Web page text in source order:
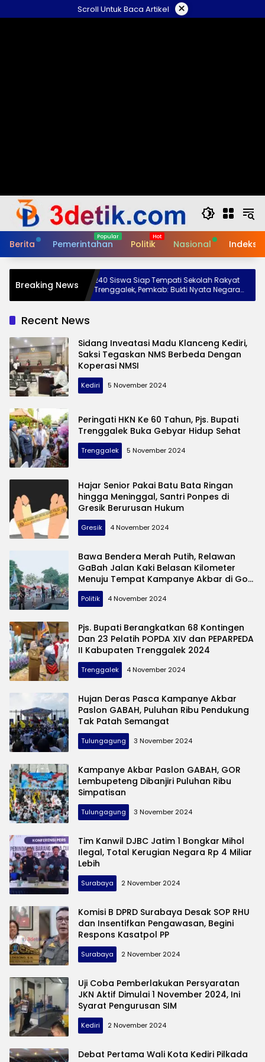
to
Scroll Untuk Baca Artikel ×
Berita Pemerintahan Politik Nasional Indeks
Breaking News240 Siswa Siap Tempati Sekolah Rakyat
Trenggalek, Pemkab: Bukti Nyata Negara
Hadir untuk Anak Kurang Mampu
Recent News
Sidang Inveatasi Madu Klanceng Kediri,
Saksi Tegaskan NMS Berbeda Dengan
Koperasi NMSI
Kediri 5 November 2024
Peringati HKN Ke 60 Tahun, Pjs. Bupati
Trenggalek Buka Gebyar Hidup Sehat
Trenggalek 5 November 2024
Hajar Senior Pakai Batu Bata Ringan
hingga Meninggal, Santri Ponpes di
Gresik Berurusan Hukum
Gresik 4 November 2024
Berita
Terkini
»
Viral
Hari
Ini
Bawa Bendera Merah Putih, Relawan
GaBah Jalan Kaki Belasan Kilometer
Menuju Tempat Kampanye Akbar di Gor
Lembupeteng Tulungagung
Politik 4 November 2024
Pjs. Bupati Berangkatkan 68 Kontingen
Dan 23 Pelatih POPDA XIV dan PEPARPEDA
II Kabupaten Trenggalek 2024
Trenggalek 4 November 2024
Hujan Deras Pasca Kampanye Akbar
Paslon GABAH, Puluhan Ribu Pendukung
Tak Patah Semangat
Tulungagung 3 November 2024
Kampanye Akbar Paslon GABAH, GOR
Lembupeteng Dibanjiri Puluhan Ribu
Simpatisan
Tulungagung 3 November 2024
Tim Kanwil DJBC Jatim 1 Bongkar Mihol
Ilegal, Total Kerugian Negara Rp 4 Miliar
Lebih
Surabaya 2 November 2024
Komisi B DPRD Surabaya Desak SOP RHU
dan Insentifkan Pengawasan, Begini
Respons Kasatpol PP
Surabaya 2 November 2024
Uji Coba Pemberlakukan Persyaratan
JKN Aktif Dimulai 1 November 2024, Ini
Syarat Pengurusan SIM
Kediri 2 November 2024
Debat Pertama Wali Kota Kediri Pilkada